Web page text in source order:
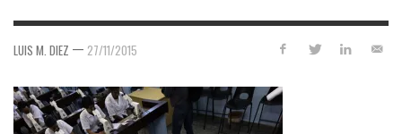
LUIS M. DIEZ — 27/11/2015